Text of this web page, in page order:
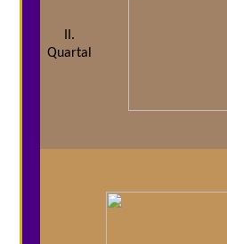
II.
Quartal